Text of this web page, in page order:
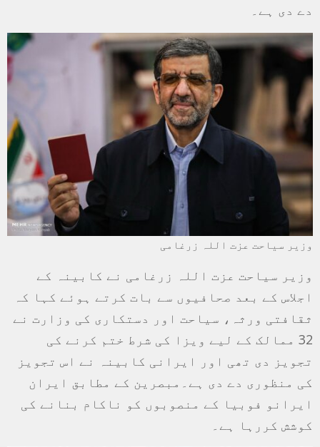
دے دی ہے۔
وزیر سیاحت عزت اللہ زرغامی
وزیر سیاحت عزت اللہ زرغامی نے کابینہ کے
اجلاس کے بعد صحافیوں سے بات کرتے ہوئے کہا کہ
ثقافتی ورثہ، سیاحت اور دستکاری کی وزارت نے
32 ممالک کے لیے ویزا کی شرط ختم کرنے کی
تجویز دی تھی اور ایرانی کابینہ نے اس تجویز
کی منظوری دے دی ہے۔مبصرین کے مطابق ایران
ایرانو فوبیا کے منصوبوں کو ناکام بنانے کی
کوشش کررہا ہے۔